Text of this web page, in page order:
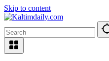
Skip to content